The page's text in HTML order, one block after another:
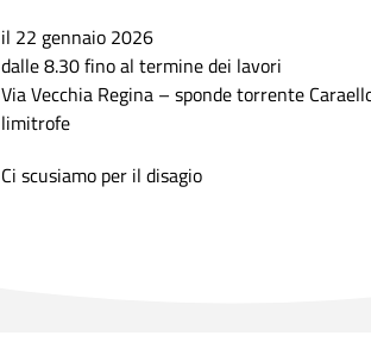
il 22 gennaio 2026
dalle 8.30 fino al termine dei lavori
Via Vecchia Regina – sponde torrente
limitrofe
Ci scusiamo per il disagio